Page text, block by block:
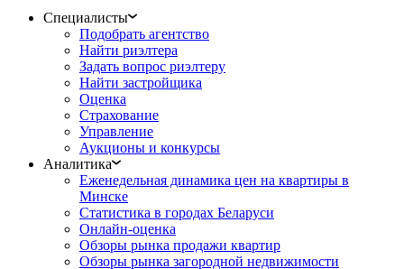
Специалисты
Подобрать агентство
Найти риэлтера
Задать вопрос риэлтеру
Найти застройщика
Оценка
Страхование
Управление
Аукционы и конкурсы
Аналитика
Еженедельная динамика цен на квартиры в
Минске
Статистика в городах Беларуси
Онлайн-оценка
Обзоры рынка продажи квартир
Обзоры рынка загородной недвижимости